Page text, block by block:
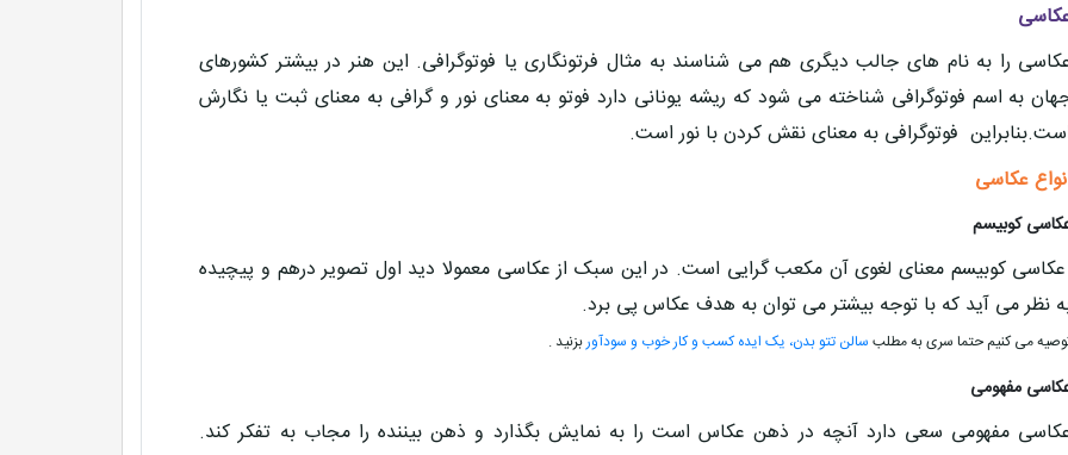
را به نام های جالب دیگری هم می شناسند به مثال فرتونگاری یا فوتوگرافی. این هنر در بیشتر کشورهای
به اسم فوتوگرافی شناخته می شود که ریشه یونانی دارد فوتو به معنای نور و گرافی به معنای ثبت یا نگارش
فوتوگرافی به معنای نقش کردن با نور است.
عکاسی
کوبیسم
عکاسی کوبیسم معنای لغوی آن مکعب گرایی است. در این سبک از عکاسی معمولا دید اول تصویر درهم و پیچیده
نظر می آید که با توجه بیشتر می توان به هدف عکاس پی برد.
می کنیم حتما سری به مطلب سالن تتو بدن، یک ایده کسب و کار خوب و سودآوربزنید .
مفهومی
مفهومی سعی دارد آنچه در ذهن عکاس است را به نمایش بگذارد و ذهن بیننده را مجاب به تفکر کند.